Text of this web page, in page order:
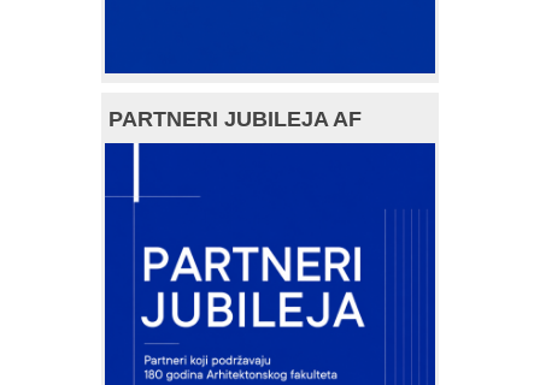
PARTNERI JUBILEJA AF